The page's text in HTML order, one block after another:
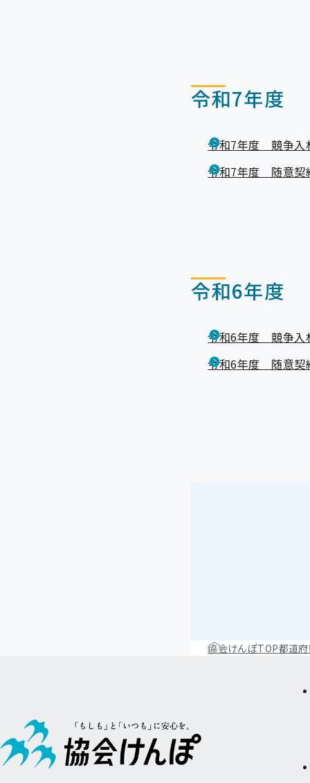
令和7年度
令和7年度 競争入
令和7年度 随意契
令和6年度
令和6年度 競争入
令和6年度 随意契
協会けんぽTOP都道